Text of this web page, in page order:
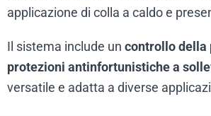
applicazione di colla a caldo e
Il sistema include un controllo della
protezioni antinfortunistiche a
versatile e adatta a diverse